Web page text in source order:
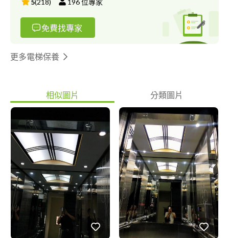
196位專家
免費找專家
更多電梯保養
相似圖片 分類圖片